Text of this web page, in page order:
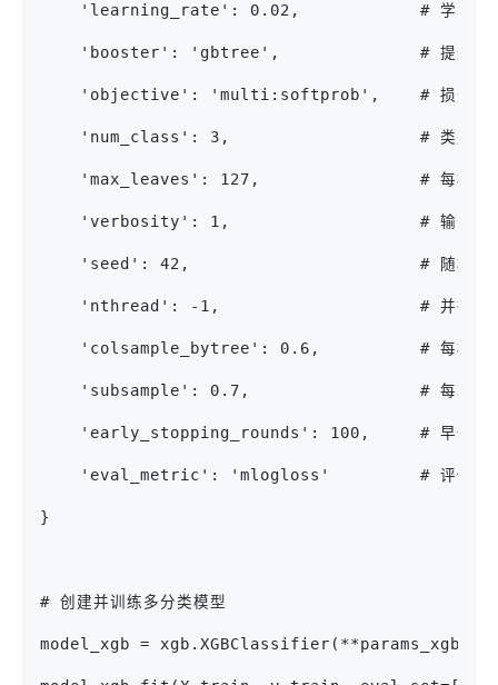
    'learning_rate': 0.02,            # 学习率
'booster': 'gbtree',              # 提升方
'objective': 'multi:softprob',    # 损失函
'num_class': 3,                   # 类别数，
'max_leaves': 127,                # 每棵树
'verbosity': 1,                   # 输出信
'seed': 42,                       # 随机种
'nthread': -1,                    # 并行运
'colsample_bytree': 0.6,          # 每棵树随
'subsample': 0.7,                 # 每次迭代
'early_stopping_rounds': 100,     # 早停轮
'eval_metric': 'mlogloss'         # 评估指
}
# 创建并训练多分类模型
model_xgb = xgb.XGBClassifier(**params_xgb)